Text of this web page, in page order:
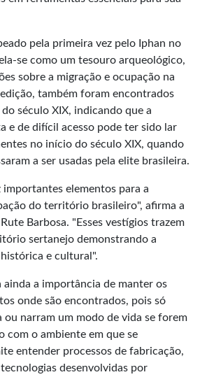
pela primeira vez pelo Iphan no
se como um tesouro arqueológico,
sobre a migração e ocupação na
também foram encontrados
século XIX, indicando que a
e de difícil acesso pode ter sido lar
no início do século XIX, quando
a ser usadas pela elite brasileira.
importantes elementos para a
do território brasileiro", afirma a
Barbosa. "Esses vestígios trazem
sertanejo demonstrando a
e cultural".
ainda a importância de manter os
onde são encontrados, pois só
ou narram um modo de vida se forem
com o ambiente em que se
entender processos de fabricação,
desenvolvidas por